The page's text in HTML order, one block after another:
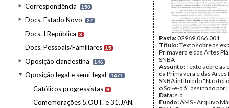
Correspondência 150
Docs. Estado Novo 27
Docs. I República 3
Docs. Pessoais/Familiares 15
Oposição clandestina 146
Oposição legal e semi-legal 1471
Católicos progressistas 9
Comemorações 5.OUT. e 31.JAN.
Pasta:02969.066.001
Título:Texto sobre as
Primavera e das Artes
SNBA
Assunto:Texto sobre as
da Primavera e das Artes
SNBA intitulado "Não foi
o Sol-e-dó", assinado por
Data: s.d.
Fundo:AMS - Arquivo